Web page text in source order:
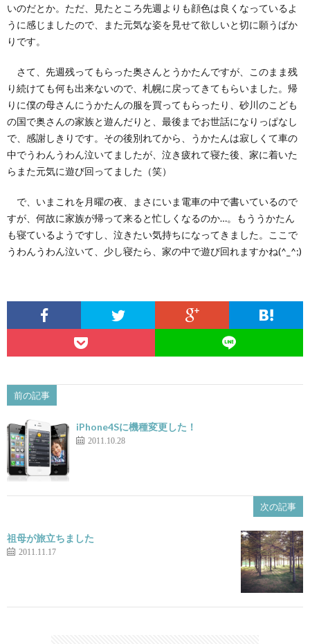
いのだとか。ただ、見たところ先週よりも顔色は良くなっているよ
うに感じましたので、また元気な姿を見せて欲しいと切に願うばか
りです。
さて、先週残ってもらった奥さんとうかたんですが、このまま残
り続けても何も出来ないので、札幌に戻ってきてもらいました。帰
りに僕の母さんにうかたんの服を買ってもらったり、砂川のこども
の国で奥さんの家族と遊んだりと、最後までお世話になりっぱなし
で、感謝しきりです。その後別れてから、うかたんは寂しくて車の
中でうわんうわん泣いてましたが、泣き疲れて寝た後、家に着いた
らまた元気に遊び回ってました（笑）
で、いまこれを月曜の夜、まさにいま電車の中で書いているので
すが、何故に家族が帰って来ると忙しくなるのか…。もううかたん
も寝ているようですし、泣きたい気持ちになってきました。ここで
うわんうわん泣いて、少し寝たら、家の中で遊び回れますかね(^_^;)
前の記事
iPhone4Sに機種変更した！
2011.10.28
次の記事
祖母が旅立ちました
2011.11.17